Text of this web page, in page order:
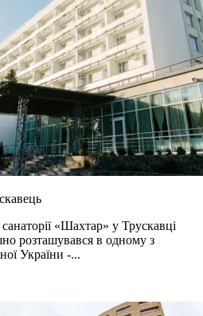
«Шахтар» у Трускавці
розташувався в одному з
України -...